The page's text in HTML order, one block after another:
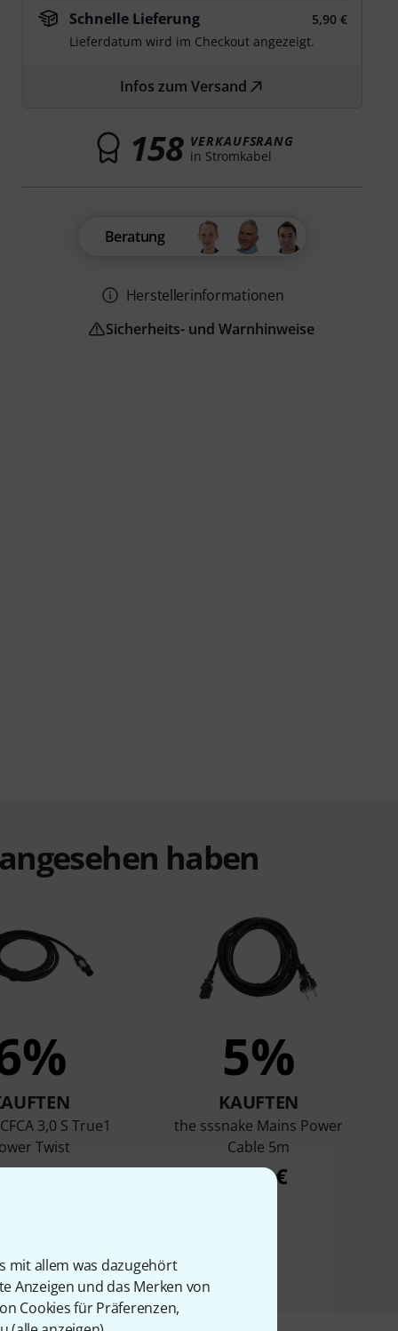
mit allem was dazugehört
Anzeigen und das Merken von
Cookies für Präferenzen,
Schnelle Lieferung
5,90 €
Lieferdatum wird im Checkout angezeigt.
Infos zum Versand
158 VERKAUFSRANG
in Stromkabel
Beratung
Herstellerinformationen
Sicherheits- und Warnhinweise
haben
3,0 S True1
Twist
42 €
5%
KAUFTEN
the sssnake Mains Power
Cable 5m
6,90 €